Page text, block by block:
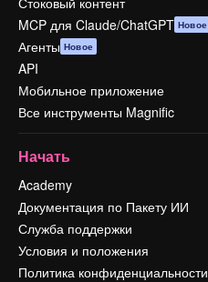
MCP для Claude/ChatGPT Новое
Агенты Новое
API
Мобильное приложение
Все инструменты Magnific
Начать
Academy
Документация по Пакету ИИ
Служба поддержки
Условия и положения
Политика конфиденциальности